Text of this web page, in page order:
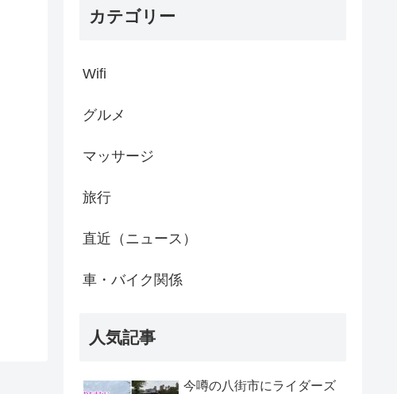
カテゴリー
Wifi
グルメ
マッサージ
旅行
直近（ニュース）
車・バイク関係
人気記事
今噂の八街市にライダーズ